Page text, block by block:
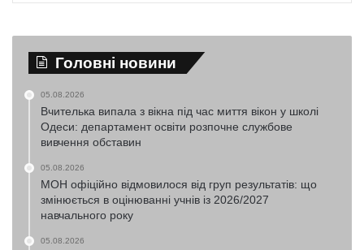
Головні новини
05.08.2026
Вчителька випала з вікна під час миття вікон у школі
Одеси: департамент освіти розпочне службове
вивчення обставин
05.08.2026
МОН офіційно відмовилося від груп результатів: що
змінюється в оцінюванні учнів із 2026/2027
навчального року
05.08.2026